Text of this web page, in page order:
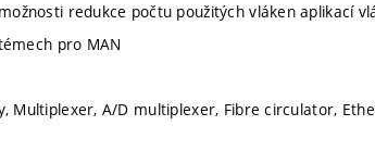
redukce počtu použitých vláken aplikací
pro MAN
Multiplexer, A/D multiplexer, Fibre circulator,